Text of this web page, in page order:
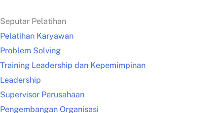
Seputar Pelatihan
Pelatihan Karyawan
Problem Solving
Training Leadership dan Kepemimpinan
Leadership
Supervisor Perusahaan
Pengembangan Organisasi